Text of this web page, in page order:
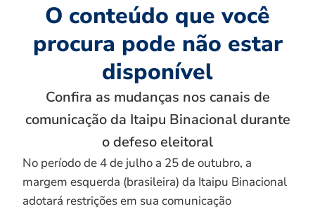
O conteúdo que você
procura pode não estar
disponível
Confira as mudanças nos canais de
comunicação da Itaipu Binacional durante
o defeso eleitoral
No período de 4 de julho a 25 de outubro, a
margem esquerda (brasileira) da Itaipu Binacional
adotará restrições em sua comunicação